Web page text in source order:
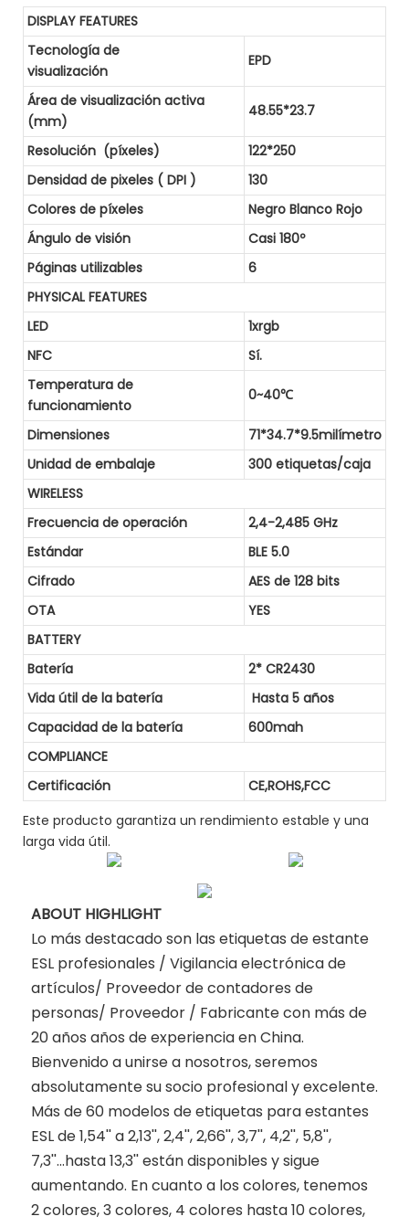
DISPLAY FEATURES
Tecnología de
visualización
EPD
Área de visualización activa
(mm)
48.55*23.7
Resolución (píxeles)
122*250
Densidad de pixeles ( DPI )
130
Colores de píxeles
Negro Blanco Rojo
Ángulo de visión
Casi 180º
Páginas utilizables
6
PHYSICAL FEATURES
LED
1xrgb
NFC
Sí.
Temperatura de
funcionamiento
0~40℃
Dimensiones
71*34.7*9.5milímetro
Unidad de embalaje
300 etiquetas/caja
WIRELESS
Frecuencia de operación
2,4-2,485 GHz
Estándar
BLE 5.0
Cifrado
AES de 128 bits
OTA
YES
BATTERY
Batería
2* CR2430
Vida útil de la batería
Hasta 5 años
Capacidad de la batería
600mah
COMPLIANCE
Certificación
CE,ROHS,FCC
Este producto garantiza un rendimiento estable y una
larga vida útil.
ABOUT HIGHLIGHT
Lo más destacado son las etiquetas de estante
ESL profesionales / Vigilancia electrónica de
artículos/ Proveedor de contadores de
personas/ Proveedor / Fabricante con más de
20 años años de experiencia en China.
Bienvenido a unirse a nosotros, seremos
absolutamente su socio profesional y excelente.
Más de 60 modelos de etiquetas para estantes
ESL de 1,54'' a 2,13'', 2,4'', 2,66'', 3,7'', 4,2'', 5,8'',
7,3''...hasta 13,3'' están disponibles y sigue
aumentando. En cuanto a los colores, tenemos
2 colores, 3 colores, 4 colores hasta 10 colores,